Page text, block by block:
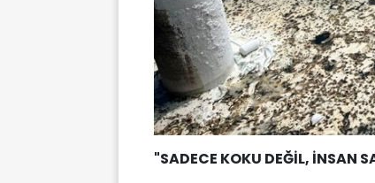
"SADECE KOKU DEĞİL, İNSAN